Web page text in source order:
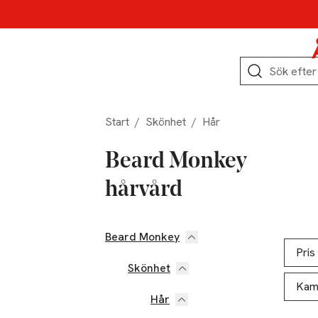
Sök
Start / Skönhet / Hår
Beard Monkey
hårvård
Hoppa till produktsidan
Beard Monkey
Skönhet
Hår
Pris
Lista